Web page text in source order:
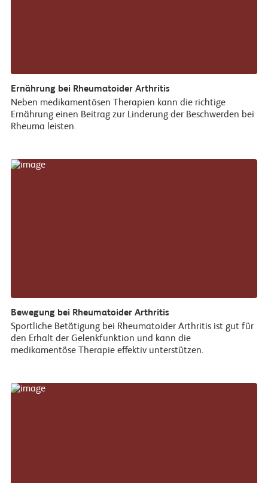
Ernährung bei Rheumatoider Arthritis
Neben medikamentösen Therapien kann die richtige
Ernährung einen Beitrag zur Linderung der Beschwerden bei
Rheuma leisten.
Bewegung bei Rheumatoider Arthritis
Sportliche Betätigung bei Rheumatoider Arthritis ist gut für
den Erhalt der Gelenkfunktion und kann die
medikamentöse Therapie effektiv unterstützen.